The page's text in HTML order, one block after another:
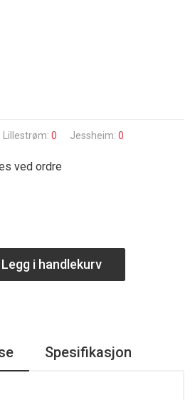
Lillestrøm: 0 Jessheim: 0
ved ordre
Legg i handlekurv
Spesifikasjon